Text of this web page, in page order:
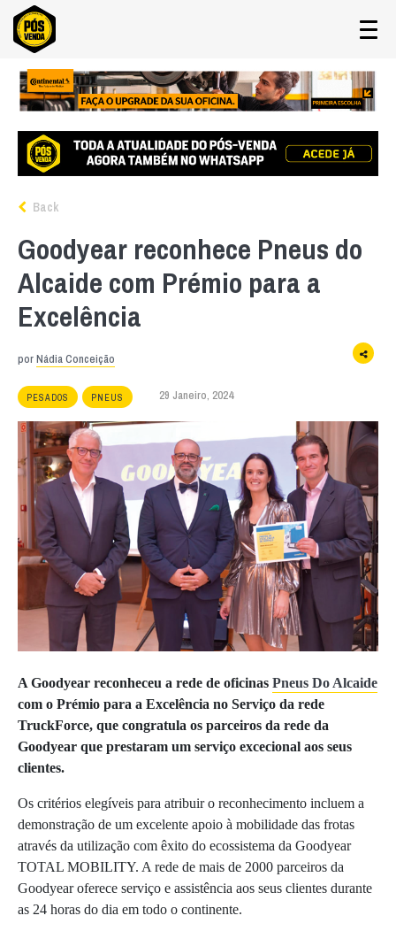
Back
Goodyear reconhece Pneus do
Alcaide com Prémio para a
Excelência
porNádia Conceição
PESADOS PNEUS 29 Janeiro, 2024
A Goodyear reconheceu a rede de oficinas Pneus Do Alcaide
com o Prémio para a Excelência no Serviço da rede
TruckForce, que congratula os parceiros da rede da
Goodyear que prestaram um serviço excecional aos seus
clientes.
Os critérios elegíveis para atribuir o reconhecimento incluem a
demonstração de um excelente apoio à mobilidade das frotas
através da utilização com êxito do ecossistema da Goodyear
TOTAL MOBILITY. A rede de mais de 2000 parceiros da
Goodyear oferece serviço e assistência aos seus clientes durante
as 24 horas do dia em todo o continente.